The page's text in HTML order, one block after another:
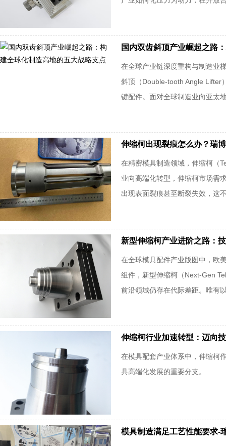
国内双齿斜顶产业崛起之路
在全球产业链深度重构与制造业
斜顶（Double-tooth Angle Lifter
键配件。面对全球制造业向亚太
伸缩柯出现裂痕怎么办？瑞
在精密模具制造领域，伸缩柯（
业向高端化转型，伸缩柯市场需
出现表面裂痕甚至断裂失效，这
新型伸缩柯产业进阶之路：
在全球模具配件产业版图中，欧
组件，新型伸缩柯（Next-Gen
前沿领域仍存在代际差距。唯有
伸缩柯行业加速转型：迈向
在模具配套产业体系中，伸缩柯
具高端化发展的重要分支。
模具制造满足工艺性能要求-